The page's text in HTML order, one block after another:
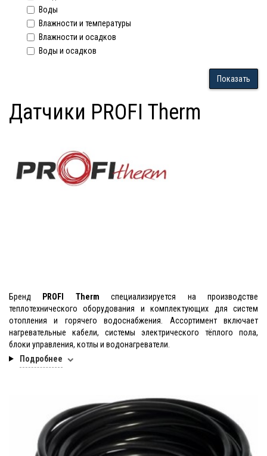
Воды
Влажности и температуры
Влажности и осадков
Воды и осадков
Показать
Датчики PROFI Therm
Бренд PROFI Therm специализируется на производстве
теплотехнического оборудования и комплектующих для систем
отопления и горячего водоснабжения. Ассортимент включает
нагревательные кабели, системы электрического тёплого пола,
блоки управления, котлы и водонагреватели.
Подробнее